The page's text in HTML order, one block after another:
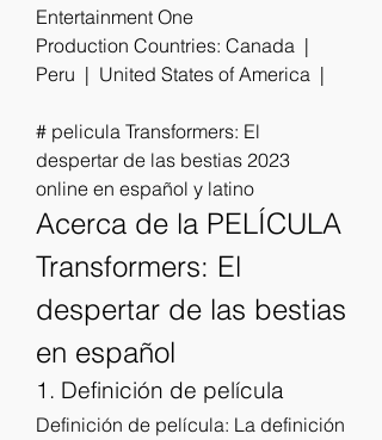
Entertainment One
Production Countries: Canada  |
Peru  |  United States of America  |
# pelicula Transformers: El
despertar de las bestias 2023
online en español y latino
Acerca de la PELÍCULA
Transformers: El
despertar de las bestias
en español
1. Definición de película
Definición de película: La definición